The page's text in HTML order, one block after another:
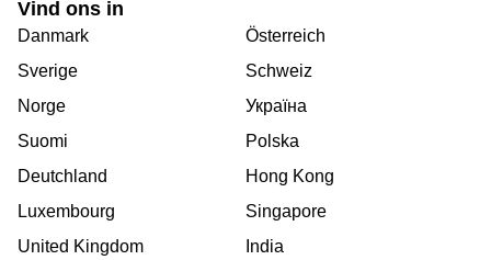
Vind ons in
Danmark
Sverige
Norge
Suomi
Deutchland
Luxembourg
United Kingdom
Österreich
Schweiz
Україна
Polska
Hong Kong
Singapore
India